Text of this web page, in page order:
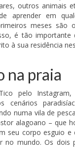
outros animais
aprender em
meses são
é tão
à sua residência
na praia
pelo
cenários
numa vila de
alagoano – que
seu corpo esguio e
no mundo. Os dois